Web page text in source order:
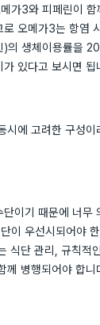
가3와 피페린이 함
로 오메가3는 항염
)의 생체이용률을
있다고 보시면 됩
시에 고려한 구성이
이기 때문에 너무
이 우선시되어야
식단 관리, 규칙적
께 병행되어야 합니